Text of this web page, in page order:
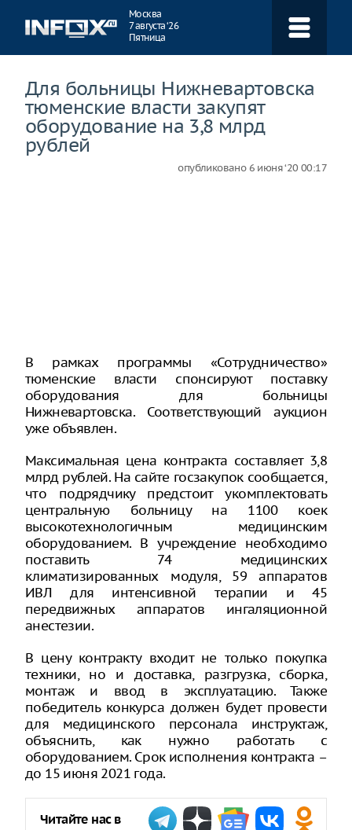
Москва
7 августа ‘26
Пятница
Для больницы Нижневартовска
тюменские власти закупят
оборудование на 3,8 млрд
рублей
опубликовано 6 июня ‘20 00:17
В рамках программы «Сотрудничество»
тюменские власти спонсируют поставку
оборудования для больницы
Нижневартовска. Соответствующий аукцион
уже объявлен.
Максимальная цена контракта составляет 3,8
млрд рублей. На сайте госзакупок сообщается,
что подрядчику предстоит укомплектовать
центральную больницу на 1100 коек
высокотехнологичным медицинским
оборудованием. В учреждение необходимо
поставить 74 медицинских
климатизированных модуля, 59 аппаратов
ИВЛ для интенсивной терапии и 45
передвижных аппаратов ингаляционной
анестезии.
В цену контракту входит не только покупка
техники, но и доставка, разгрузка, сборка,
монтаж и ввод в эксплуатацию. Также
победитель конкурса должен будет провести
для медицинского персонала инструктаж,
объяснить, как нужно работать с
оборудованием. Срок исполнения контракта –
до 15 июня 2021 года.
Читайте нас в